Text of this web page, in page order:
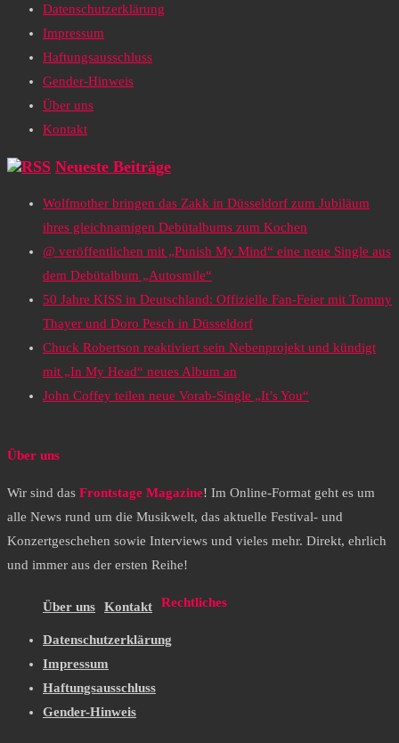
Datenschutzerklärung
Impressum
Haftungsausschluss
Gender-Hinweis
Über uns
Kontakt
Neueste Beiträge
Wolfmother bringen das Zakk in Düsseldorf zum Jubiläum
ihres gleichnamigen Debütalbums zum Kochen
@ veröffentlichen mit „Punish My Mind“ eine neue Single aus
dem Debütalbum „Autosmile“
50 Jahre KISS in Deutschland: Offizielle Fan-Feier mit Tommy
Thayer und Doro Pesch in Düsseldorf
Chuck Robertson reaktiviert sein Nebenprojekt und kündigt
mit „In My Head“ neues Album an
John Coffey teilen neue Vorab-Single „It’s You“
Über uns
Wir sind das Frontstage Magazine! Im Online-Format geht es um
alle News rund um die Musikwelt, das aktuelle Festival- und
Konzertgeschehen sowie Interviews und vieles mehr. Direkt, ehrlich
und immer aus der ersten Reihe!
Über uns Kontakt Rechtliches
Datenschutzerklärung
Impressum
Haftungsausschluss
Gender-Hinweis